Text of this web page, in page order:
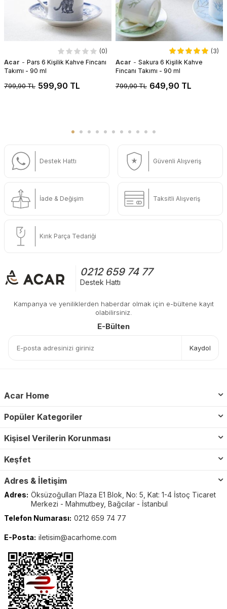
(0)
Acar - Pars 6 Kişilik Kahve Fincanı
Takımı - 90 ml
799,90 TL 599,90 TL
(3)
Acar - Sakura 6 Kişilik Kahve
Fincanı Takımı - 90 ml
799,90 TL 649,90 TL
Destek Hattı Güvenli Alışveriş
İade & Değişim Taksitli Alışveriş
Kırık Parça Tedariği
0212 659 74 77
Destek Hattı
Kampanya ve yeniliklerden haberdar olmak için e-bültene kayıt
olabilirsiniz.
E-Bülten
Kaydol
Acar Home
Popüler Kategoriler
Kişisel Verilerin Korunması
Keşfet
Adres & İletişim
Adres: Öksüzoğulları Plaza E1 Blok, No: 5, Kat: 1-4 İstoç Ticaret
Merkezi - Mahmutbey, Bağcılar - İstanbul
Telefon Numarası: 0212 659 74 77
E-Posta: iletisim@acarhome.com